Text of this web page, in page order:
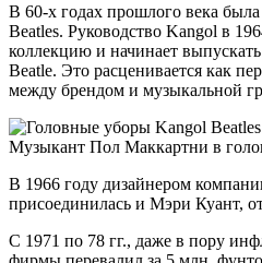
В 60-х годах прошлого века
Beatles. Руководство Kangol в
коллекцию и начинает
Beatle. Это расценивается как
между брендом и музыкальной
Музыкант Пол Маккартни в
В 1966 году дизайнером
присоединилась и Мэри Куант,
С 1971 по 78 гг., даже в пору